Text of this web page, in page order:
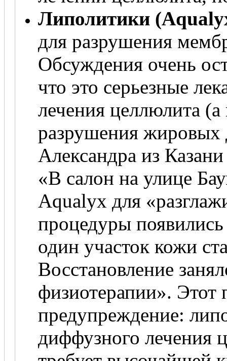
Липолитики
для разрушения
Обсуждения очень
что это серьезные
лечения целлюлита (а
разрушения
Александра из
«В салон на улице
Aqualyx для
процедуры
один участок кожи
Восстановление
физиотерапии». Этот
предупреждение:
диффузного лечения